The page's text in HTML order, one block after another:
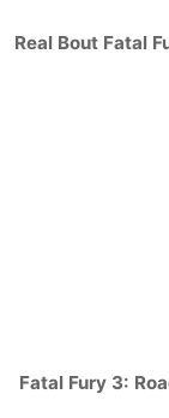
Real Bout Fatal
Fatal Fury 3: